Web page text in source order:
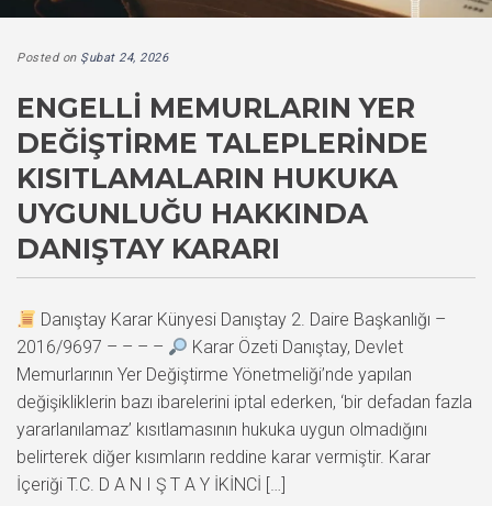
Posted on Şubat 24, 2026
ENGELLI MEMURLARIN YER
DEĞIŞTIRME TALEPLERINDE
KISITLAMALARIN HUKUKA
UYGUNLUĞU HAKKINDA
DANIŞTAY KARARI
Danıştay Karar Künyesi Danıştay 2. Daire Başkanlığı –
2016/9697 – – – –
Karar Özeti Danıştay, Devlet
Memurlarının Yer Değiştirme Yönetmeliği’nde yapılan
değişikliklerin bazı ibarelerini iptal ederken, ‘bir defadan fazla
yararlanılamaz’ kısıtlamasının hukuka uygun olmadığını
belirterek diğer kısımların reddine karar vermiştir. Karar
İçeriği T.C. D A N I Ş T A Y İKİNCİ […]